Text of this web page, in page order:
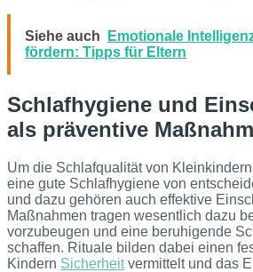
Siehe auch
Emotionale
fördern: Tipps für Eltern
Schlafhygiene und
als präventive
Um die Schlafqualität von
eine gute Schlafhygiene von
und dazu gehören auch effektive
Maßnahmen tragen wesentlich dazu
vorzubeugen und eine beruhigende
schaffen. Rituale bilden dabei einen
Kindern Sicherheitvermittelt und das